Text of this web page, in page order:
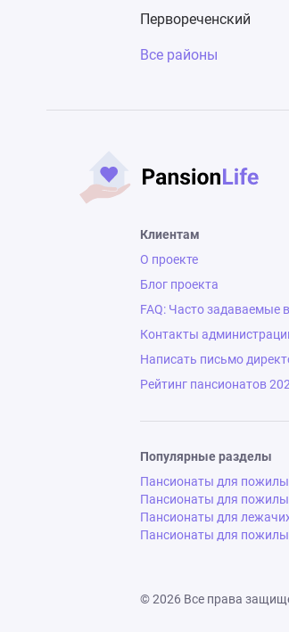
Первореченский
Все районы
Клиентам
О проекте
Блог проекта
FAQ: Часто задаваемые
Контакты
Написать письмо
Рейтинг пансионатов
Популярные разделы
Пансионаты для
Пансионаты для
Пансионаты для
Пансионаты для
© 2026 Все права